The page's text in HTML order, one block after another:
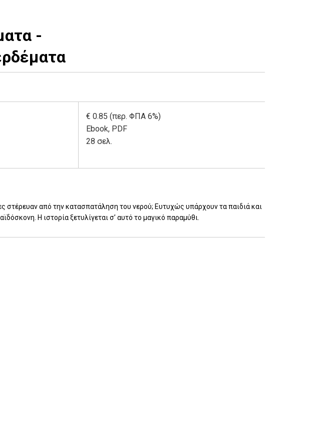
-
€ 0.85 (περ. ΦΠΑ 6%)
Ebook, PDF
28 σελ.
στέρευαν από την κατασπατάληση του νερού; Ευτυχώς υπάρχουν τα παιδιά και
Η ιστορία ξετυλίγεται σ’ αυτό το μαγικό παραμύθι.